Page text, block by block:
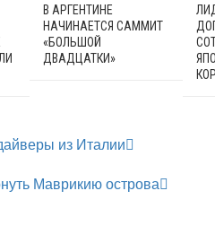
В АРГЕНТИНЕ
НАЧИНАЕТСЯ САММИТ
«БОЛЬШОЙ
ДВАДЦАТКИ»
из Италии
Маврикию острова